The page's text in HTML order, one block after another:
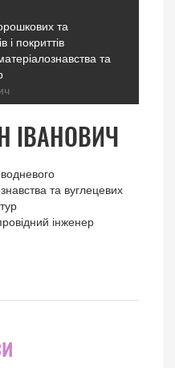
та
і покриттів
та
ІВАНОВИЧ
та вуглецевих
інженер